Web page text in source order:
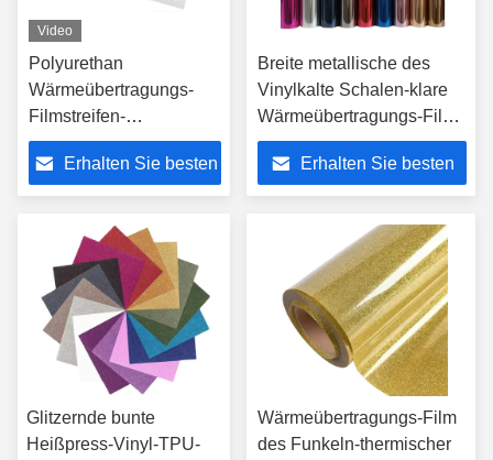
Video
Polyurethan
Wärmeübertragungs-
Filmstreifen-
Chemikalien-Kleber-
Gewebe-Naht-
Dichtband 0.25mm
Erhalten Sie besten
Breite metallische des
Vinylkalte Schalen-klare
Wärmeübertragungs-Film-
50cm waschbar
Erhalten Sie besten
Glitzernde bunte
Heißpress-Vinyl-TPU-
Wärmeübertragungs-Film
des Funkeln-thermischer